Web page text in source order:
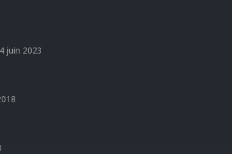
juin 2023